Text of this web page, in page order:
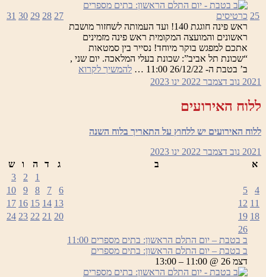
25 כרטיסים
ראש פינה חוגגת 140! ועד העמותה לשחזור מושבת
ראשונים והמועצה המקומית ראש פינה מזמינים
אתכם למפגש בוקר מיוחד! נסייר בין סמטאות
“שכונת תל אביב”: שכונת בעלי המלאכה. יום שני ,
ב’ בטבת ה- 26/12/22 11:00 …
להמשיך לקרוא
27
28
29
30
31
2021 נוב דצמבר 2022 ינו 2023
ללוח האירועים
ללוח האירועים יש ללחוץ על התאריך בלוח השנה
2021 נוב דצמבר 2022 ינו 2023
א
ב ג ד ה ו
ש
1
2
3
4
5
6
7
8
9
10
11
12
13
14
15
16
17
18
19
20
21
22
23
24
26
ב בטבת – יום התלם הראשון: בתים מספרים 11:00
ב בטבת – יום התלם הראשון: בתים מספרים
דצמ 26 @ 11:00 – 13:00